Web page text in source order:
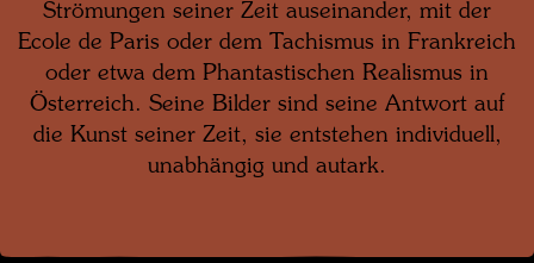
Strömungen seiner Zeit auseinander, mit der
Ecole de Paris oder dem Tachismus in Frankreich
oder etwa dem Phantastischen Realismus in
Österreich. Seine Bilder sind seine Antwort auf
die Kunst seiner Zeit, sie entstehen individuell,
unabhängig und autark.